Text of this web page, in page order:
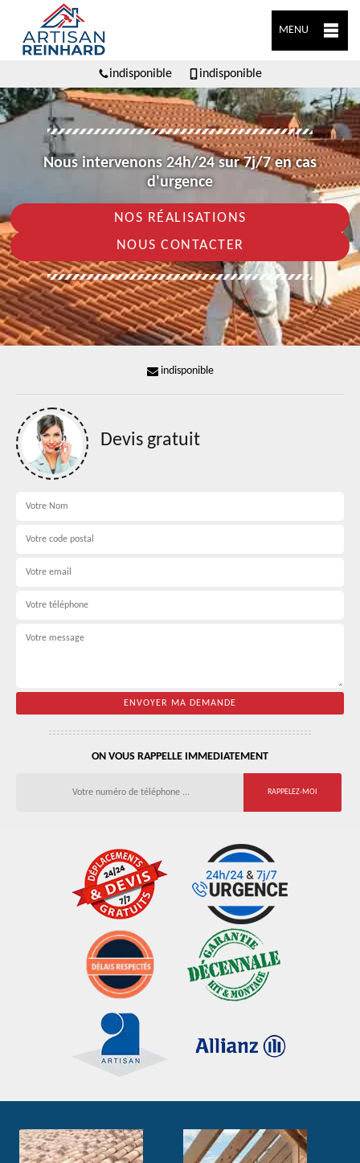
MENU
indisponible indisponible
Nous intervenons 24h/24 sur 7j/7 en cas
d'urgence
NOS RÉALISATIONS
NOUS CONTACTER
indisponible
Devis gratuit
ON VOUS RAPPELLE IMMEDIATEMENT